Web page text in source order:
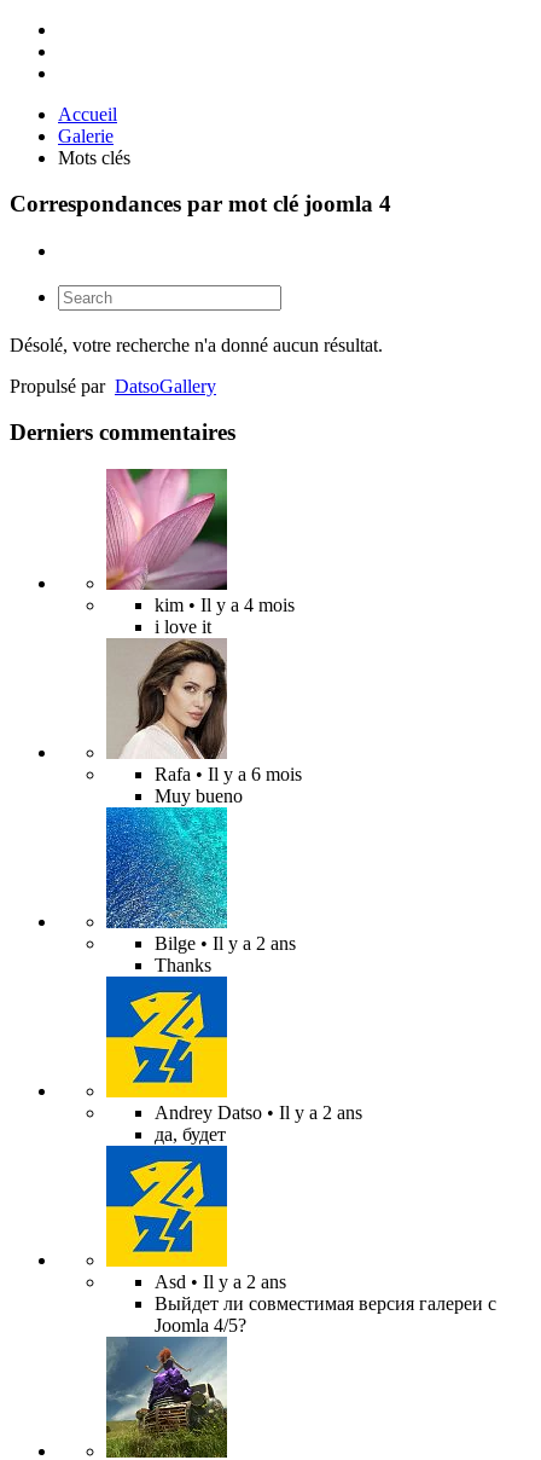
Accueil
Galerie
Mots clés
Correspondances par mot clé joomla 4
Désolé, votre recherche n'a donné aucun résultat.
Propulsé par DatsoGallery
Derniers commentaires
kim • Il y a 4 mois
i love it
Rafa • Il y a 6 mois
Muy bueno
Bilge • Il y a 2 ans
Thanks
Andrey Datso • Il y a 2 ans
да, будет
Asd • Il y a 2 ans
Выйдет ли совместимая версия галереи с
Joomla 4/5?